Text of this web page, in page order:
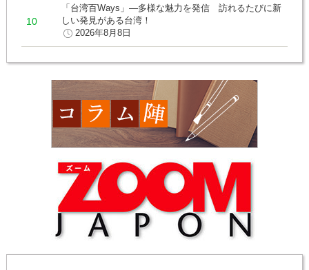
「台湾百Ways」―多様な魅力を発信 訪れるたびに新
しい発見がある台湾！
2026年8月8日